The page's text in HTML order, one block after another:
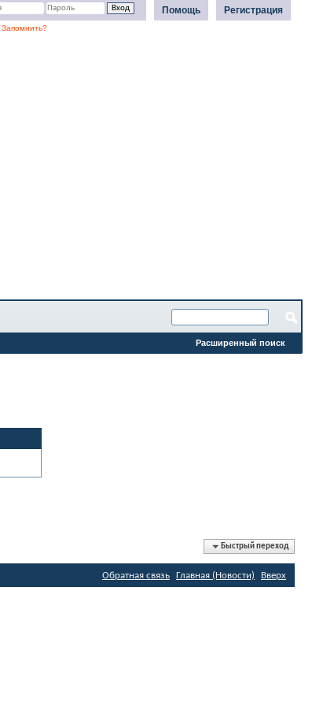
Регистрация
Помощь
Запомнить?
Расширенный поиск
Быстрый переход
Обратная связь Главная (Новости) Вверх